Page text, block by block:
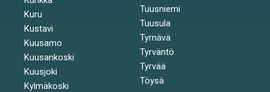
Kuru
Kustavi
Kuusamo
Kuusankoski
Kuusjoki
Kylmäkoski
Tuusniemi
Tuusula
Tyrnävä
Tyrväntö
Tyrvää
Töysä